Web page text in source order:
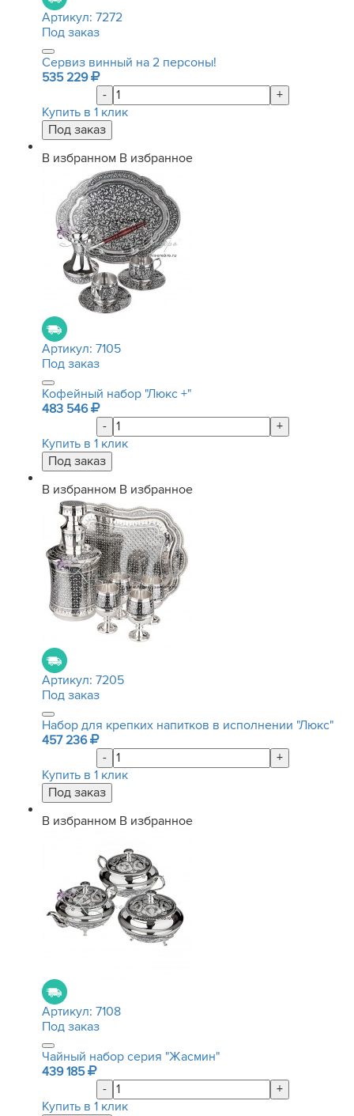
Артикул: 7272
Под заказ
Сервиз винный на 2 персоны!
535 229
-
+
Купить в 1 клик
В избранном В избранное
Артикул: 7105
Под заказ
Кофейный набор "Люкс +"
483 546
-
+
Купить в 1 клик
В избранном В избранное
Артикул: 7205
Под заказ
Набор для крепких напитков в исполнении "Люкс"
457 236
-
+
Купить в 1 клик
В избранном В избранное
Артикул: 7108
Под заказ
Чайный набор серия "Жасмин"
439 185
-
+
Купить в 1 клик